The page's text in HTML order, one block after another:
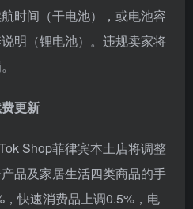
时间（干电池），或电池容
明（锂电池）。违规卖家将
更新
Shop菲律宾本土店将调整
品及家居生活四类商品的手
快速消费品上调0.5%，电